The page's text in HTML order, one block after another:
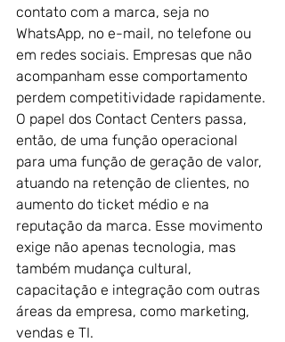
contato com a marca, seja no
WhatsApp, no e-mail, no telefone ou
em redes sociais. Empresas que não
acompanham esse comportamento
perdem competitividade rapidamente.
O papel dos Contact Centers passa,
então, de uma função operacional
para uma função de geração de valor,
atuando na retenção de clientes, no
aumento do ticket médio e na
reputação da marca. Esse movimento
exige não apenas tecnologia, mas
também mudança cultural,
capacitação e integração com outras
áreas da empresa, como marketing,
vendas e TI.